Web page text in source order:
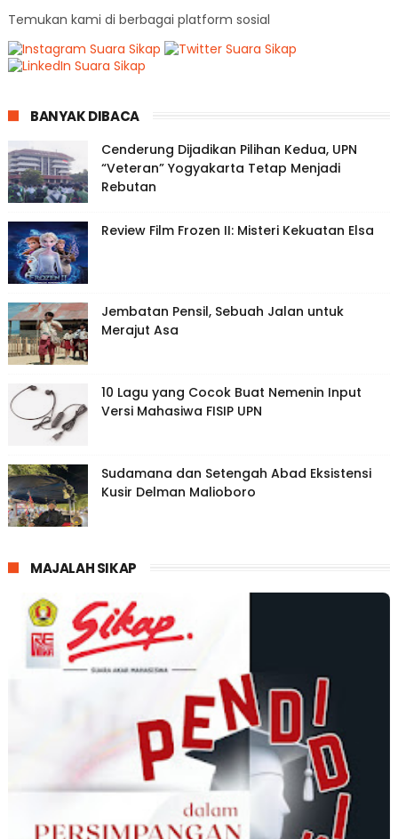
Temukan kami di berbagai platform sosial
BANYAK DIBACA
Cenderung Dijadikan Pilihan Kedua, UPN
“Veteran” Yogyakarta Tetap Menjadi
Rebutan
Review Film Frozen II: Misteri Kekuatan Elsa
Jembatan Pensil, Sebuah Jalan untuk
Merajut Asa
10 Lagu yang Cocok Buat Nemenin Input
Versi Mahasiwa FISIP UPN
Sudamana dan Setengah Abad Eksistensi
Kusir Delman Malioboro
MAJALAH SIKAP